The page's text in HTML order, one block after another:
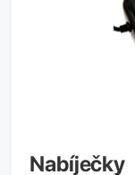
Nabíječky